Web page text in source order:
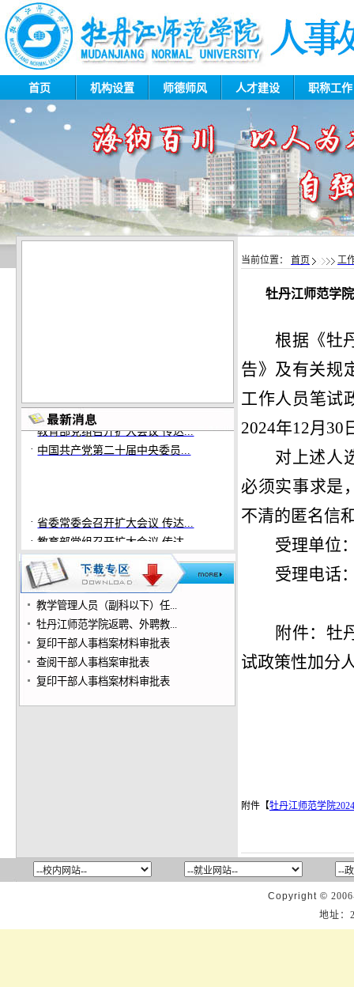
首页 机构设置 师德师风 人才建设 职称工
· 省委常委会召开扩大会议 传达...
· 教育部党组召开扩大会议 传达...
中国共产党第二十届中央委员...
省委常委会召开扩大会议 传达...
教育部党组召开扩大会议 传达...
· 中国共产党第二十届中央委员...
教学管理人员（副科以下）任...
牡丹江师范学院返聘、外聘教...
复印干部人事档案材料审批表
查阅干部人事档案审批表
复印干部人事档案材料审批表
当前位置： 首页 工
牡丹江师范学
根据《牡
告》及有关规
工作人员笔试
2024年12月 30
对上述人
必须实事求是
不清的匿名信
受理单位
受理电话
附件： 牡
试政策性加分
附件【牡丹江师范学院
Copyright ©
地址：